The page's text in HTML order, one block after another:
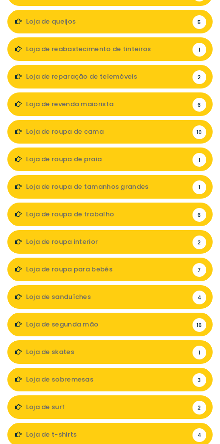
Loja de queijos 5
Loja de reabastecimento de tinteiros 1
Loja de reparação de telemóveis 2
Loja de revenda maiorista 6
Loja de roupa de cama 10
Loja de roupa de praia 1
Loja de roupa de tamanhos grandes 1
Loja de roupa de trabalho 6
Loja de roupa interior 2
Loja de roupa para bebés 7
Loja de sanduíches 4
Loja de segunda mão 16
Loja de skates 1
Loja de sobremesas 3
Loja de surf 2
Loja de t-shirts 4